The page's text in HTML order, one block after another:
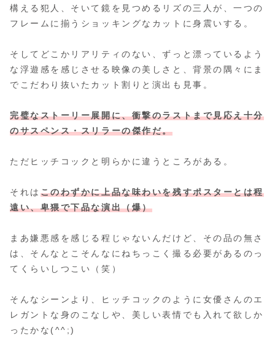
構える犯人、そいて鏡を見つめるリズの三人が、一つの
フレームに揃うショッキングなカットに身震いする。
そしてどこかリアリティのない、ずっと漂っているよう
な浮遊感を感じさせる映像の美しさと、背景の隅々にま
でこだわり抜いたカット割りと演出も見事。
完璧なストーリー展開に、衝撃のラストまで見応え十分
のサスペンス・スリラーの傑作だ。
ただヒッチコックと明らかに違うところがある。
それは このわずかに上品な味わいを残すポスターとは程
遠い、卑猥で下品な演出（爆）
まあ嫌悪感を感じる程じゃないんだけど、その品の無さ
は、そんなとこそんなにねちっこく撮る必要があるのっ
てくらいしつこい（笑）
そんなシーンより、ヒッチコックのように女優さんのエ
レガントな身のこなしや、美しい表情でも入れて欲しか
ったかな(^^;)